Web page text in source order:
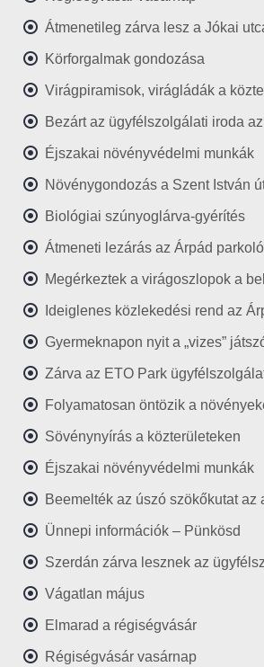
Átmenetileg zárva lesz a Jókai
Körforgalmak gondozása
Virágpiramisok, virágládák a
Bezárt az ügyfélszolgálati iroda
Éjszakai növényvédelmi munkák
Növénygondozás a Szent István
Biológiai szúnyoglárva-gyérítés
Átmeneti lezárás az Árpád
Megérkeztek a virágoszlopok a
Ideiglenes közlekedési rend az
Gyermeknapon nyit a „vizes”
Zárva az ETO Park
Folyamatosan öntözik a
Sövénynyírás a közterületeken
Éjszakai növényvédelmi munkák
Beemelték az úszó szökőkutat az
Ünnepi információk – Pünkösd
Szerdán zárva lesznek az
Vágatlan május
Elmarad a régiségvásár
Régiségvásár vasárnap